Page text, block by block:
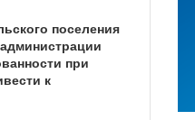
поселения
при
к